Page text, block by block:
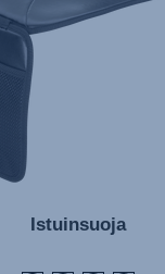
Istuinsuoja